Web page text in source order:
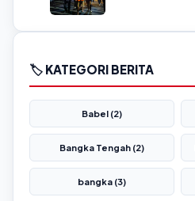
🏷️ KATEGORI BERITA
Babel (2)
Bangka Tengah (2)
bangka (3)